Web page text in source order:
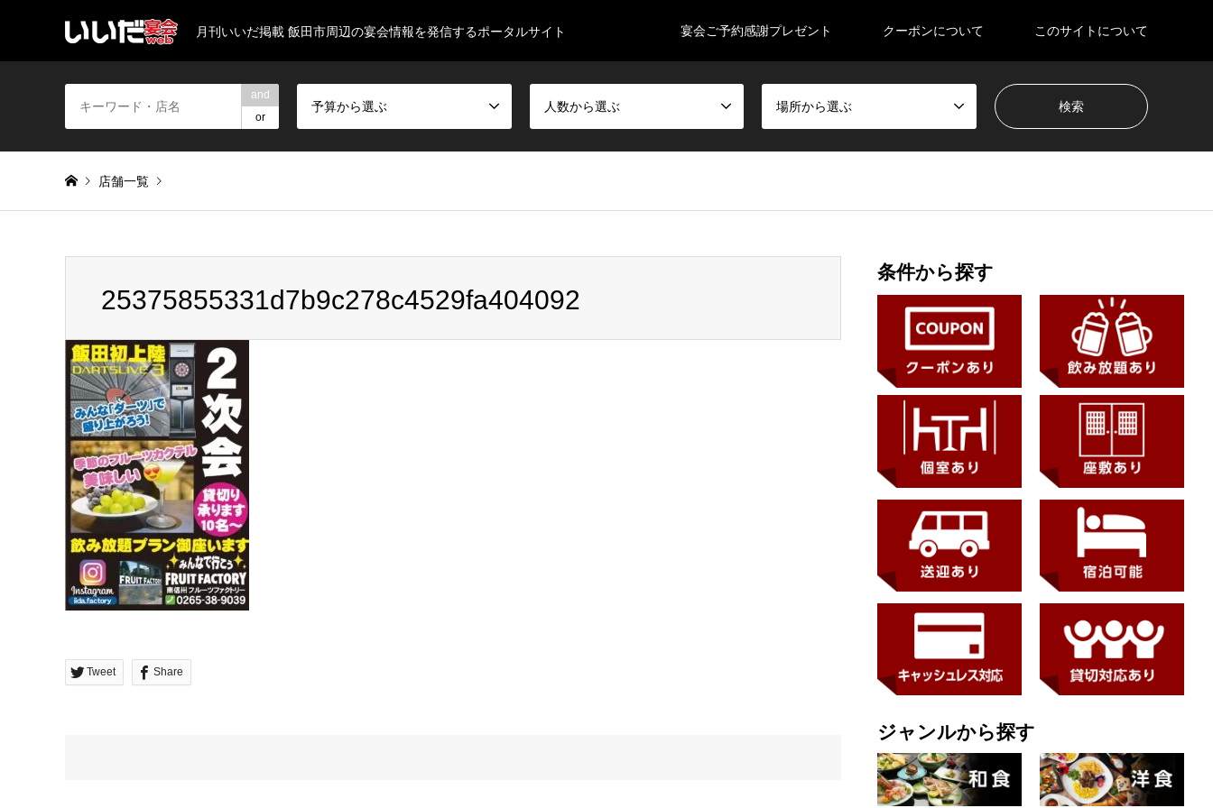
月刊いいだ掲載 飯田市周辺の宴会情報を発信するポータルサイト 宴会ご予約感謝プレゼント クーポンについて このサイトについて
and
or
予算から選ぶ 人数から選ぶ 場所から選ぶ
店舗一覧
25375855331d7b9c278c4529fa404092
25375855331d7b9c278c4529fa404092
Tweet Share
条件から探す
ジャンルから探す